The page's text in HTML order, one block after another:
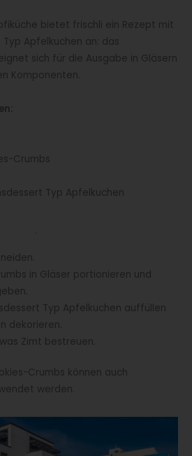
bietet frischli ein Rezept mit
Apfelkuchen an: das
sich für die Ausgabe in Gläsern
Komponenten.
Crumbs
Typ Apfelkuchen
in Gläser portionieren und
Typ Apfelkuchen auffüllen
dekorieren.
Zimt bestreuen.
Crumbs können auch
werden.